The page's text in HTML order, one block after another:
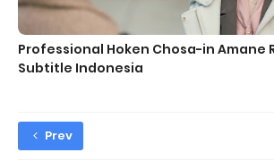
Professional Hoken Chosa-in Amane
Subtitle Indonesia
Prev